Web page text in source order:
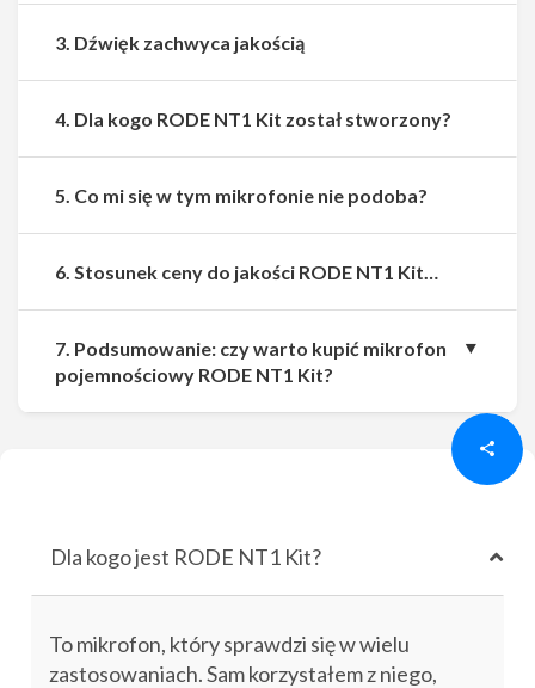
Udostępnij
Dla kogo jest RODE NT1 Kit?
To mikrofon, który sprawdzi się w wielu
zastosowaniach. Sam korzystałem z niego,
3. Dźwięk zachwyca jakością
4. Dla kogo RODE NT1 Kit został stworzony?
5. Co mi się w tym mikrofonie nie podoba?
6. Stosunek ceny do jakości RODE NT1 Kit…
7. Podsumowanie: czy warto kupić mikrofon
pojemnościowy RODE NT1 Kit?